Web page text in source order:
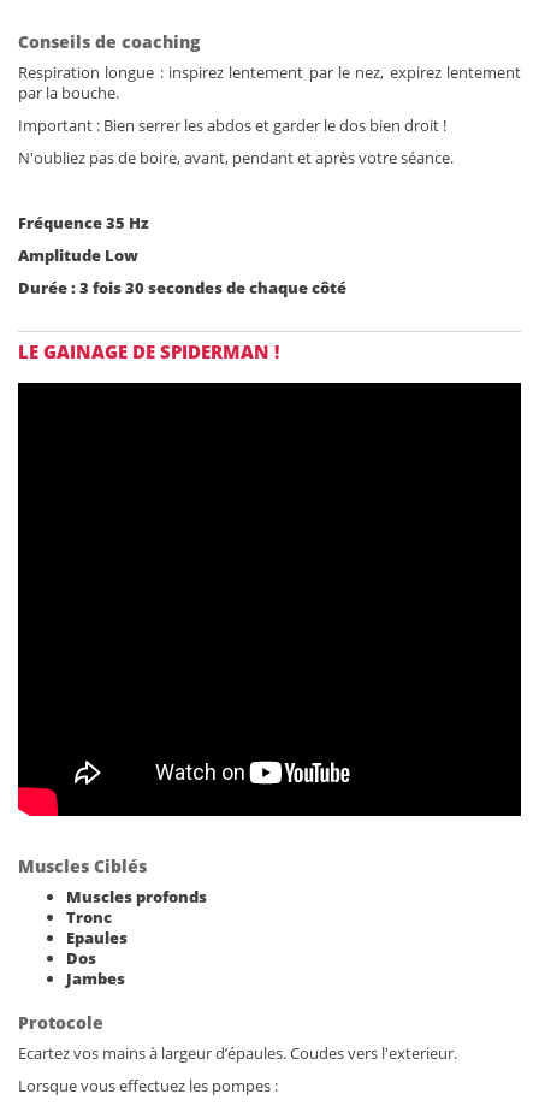
Conseils de coaching
Respiration longue : inspirez lentement par le nez, expirez lentement
par la bouche.
Important : Bien serrer les abdos et garder le dos bien droit !
N'oubliez pas de boire, avant, pendant et après votre séance.
Fréquence 35 Hz
Amplitude Low
Durée : 3 fois 30 secondes de chaque côté
LE GAINAGE DE SPIDERMAN !
Muscles Ciblés
Muscles profonds
Tronc
Epaules
Dos
Jambes
Protocole
Ecartez vos mains à largeur d’épaules. Coudes vers l'exterieur.
Lorsque vous effectuez les pompes :